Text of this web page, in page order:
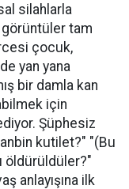
silahlarla
görüntüler tam
çocuk,
yan yana
bir damla kan
için
Şüphesiz
kutilet?" "(Bu
öldürüldüler?"
anlayışına ilk